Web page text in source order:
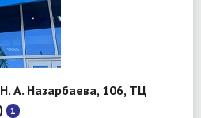
А. Назарбаева, 106, ТЦ
1